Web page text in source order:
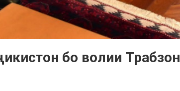
бо волии Трабзон